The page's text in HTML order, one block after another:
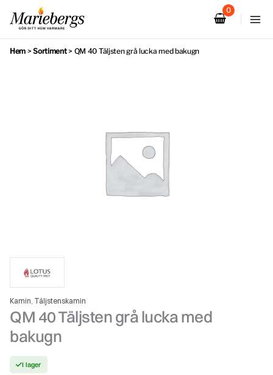
innehåll
Hem >Sortiment> QM 40 Täljsten grå lucka med bakugn
Kamin, Täljstenskamin
QM 40 Täljsten grå lucka med
bakugn
I lager